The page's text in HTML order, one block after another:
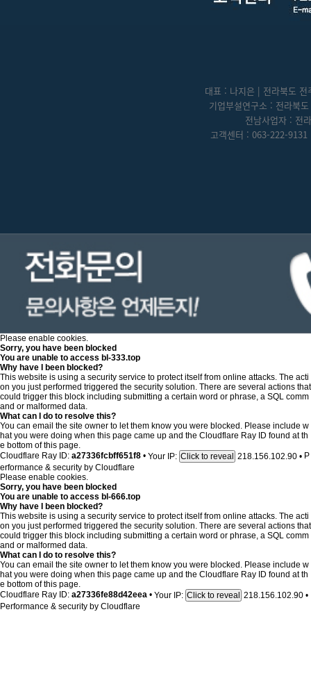
대표 : 나지은 | 전라북도
기업부설연구소 : 전라북
전남사업자 : 전
고객센터 : 063-222-
Please enable cookies.
Sorry, you have been blocked
You are unable to access bl-333.top
Why have I been blocked?
This website is using a security service to protect itself from online attacks. The acti
on you just performed triggered the security solution. There are several actions that
could trigger this block including submitting a certain word or phrase, a SQL comm
and or malformed data.
What can I do to resolve this?
You can email the site owner to let them know you were blocked. Please include w
hat you were doing when this page came up and the Cloudflare Ray ID found at th
e bottom of this page.
Cloudflare Ray ID: a27336fcbff651f8 • Your IP: Click to reveal 218.156.102.90 • P
erformance & security by Cloudflare
Please enable cookies.
Sorry, you have been blocked
You are unable to access bl-666.top
Why have I been blocked?
This website is using a security service to protect itself from online attacks. The acti
on you just performed triggered the security solution. There are several actions that
could trigger this block including submitting a certain word or phrase, a SQL comm
and or malformed data.
What can I do to resolve this?
You can email the site owner to let them know you were blocked. Please include w
hat you were doing when this page came up and the Cloudflare Ray ID found at th
e bottom of this page.
Cloudflare Ray ID: a27336fe88d42eea • Your IP: Click to reveal 218.156.102.90 •
Performance & security by Cloudflare